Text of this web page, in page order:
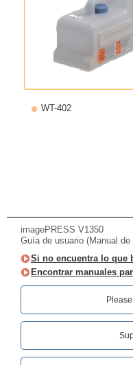
WT-402
imagePRESS V1350
Guía de usuario (Manual de
Si no encuentra lo que
Encontrar manuales